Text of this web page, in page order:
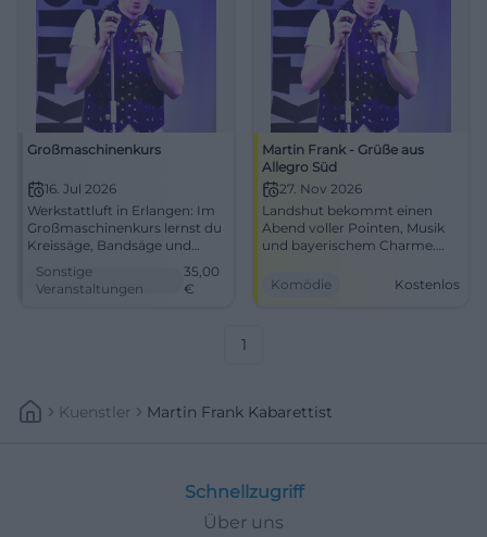
Großmaschinenkurs
16. Jul 2026
Werkstattluft in Erlangen: Im
Großmaschinenkurs lernst du
Kreissäge, Bandsäge und
kennen. 16.07.2026, ab 35
Euro. #Erlangen
Sonstige
Veranstaltungen
35,00
€
Martin Frank - Grüße aus
Allegro Süd
27. Nov 2026
Landshut bekommt einen
Abend voller Pointen, Musik
und bayerischem Charme.
Süd am 27.11.2026 in die
Komödie Kostenlos
1
Kuenstler Martin Frank Kabarettist
Schnellzugriff
Über uns